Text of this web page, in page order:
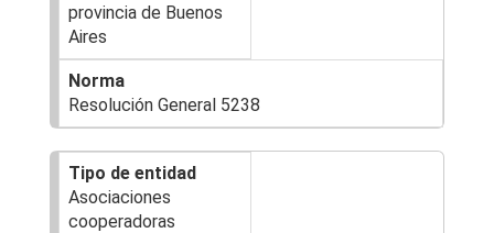
provincia de Buenos
Aires
Resolución General 5238
Asociaciones
cooperadoras